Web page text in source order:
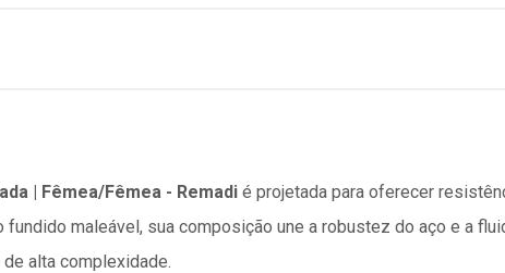
| Fêmea/Fêmea - Remadi é projetada para oferecer
maleável, sua composição une a robustez do aço e a
alta complexidade.